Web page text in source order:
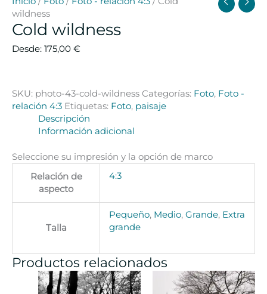
wildness
Cold wildness
Desde: 175,00 €
SKU: photo-43-cold-wildness Categorías: Foto, Foto -
relación 4:3 Etiquetas: Foto, paisaje
Descripción
Información adicional
Seleccione su impresión y la opción de marco
Relación de
aspecto
4:3
Talla
Pequeño, Medio, Grande, Extra
grande
Productos relacionados